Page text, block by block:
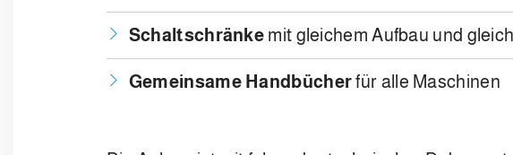
Schaltschränke mit gleichem Aufbau und
Gemeinsame Handbücherfür alle Maschinen